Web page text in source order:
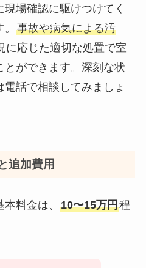
場確認に駆けつけてく
事故や病気による汚
に応じた適切な処置で室
とができます。深刻な状
話で相談してみましょ
追加費用
料金は、 10〜15万円程